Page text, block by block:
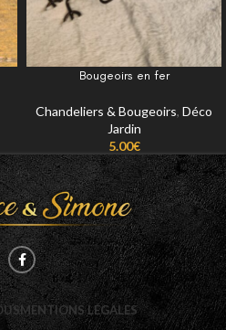
Bougeoirs en fer
Chandeliers & Bougeoirs, Déco
Jardin
5.00€
MENTIONS LÉGALES